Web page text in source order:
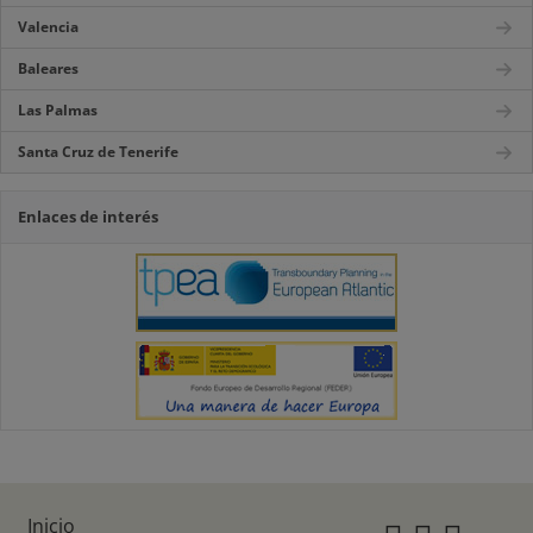
Valencia
Baleares
Las Palmas
Santa Cruz de Tenerife
Enlaces de interés
Inicio